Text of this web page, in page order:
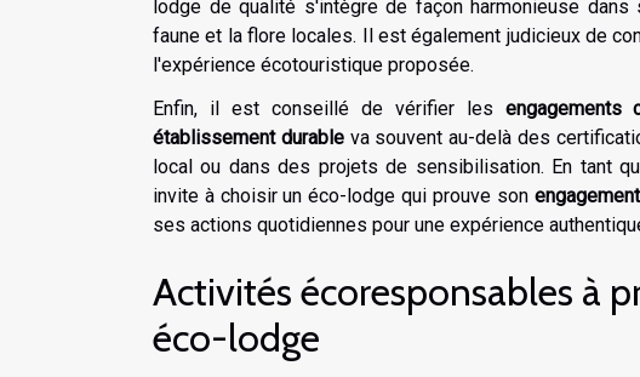
lodge de qualité s'intègre de façon harmonieuse
faune et la flore locales. Il est également judicieux de
l'expérience écotouristique proposée.
Enfin, il est conseillé de vérifier les engagements
établissement durableva souvent au-delà des
local ou dans des projets de sensibilisation. En tant
invite à choisir un éco-lodge qui prouve son
ses actions quotidiennes pour une expérience
Activités écoresponsables à
éco-lodge